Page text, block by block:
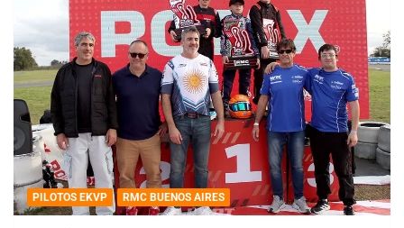
PILOTOS EKVP RMC BUENOS AIRES